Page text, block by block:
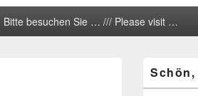
Bitte besuchen Sie … /// Please visit …
Seitenleisten-